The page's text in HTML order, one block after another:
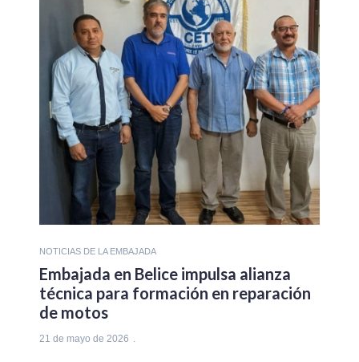
NOTICIAS DE LA EMBAJADA
Embajada en Belice impulsa alianza
técnica para formación en reparación
de motos
21 de mayo de 2026